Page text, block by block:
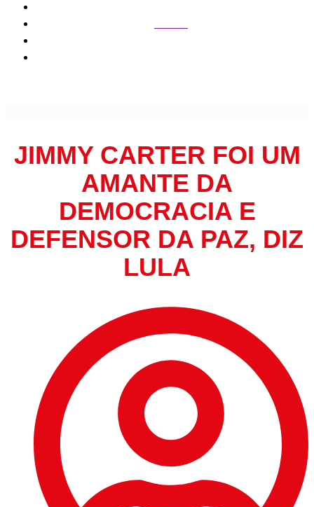
JIMMY CARTER FOI UM
AMANTE DA
DEMOCRACIA E
DEFENSOR DA PAZ, DIZ
LULA